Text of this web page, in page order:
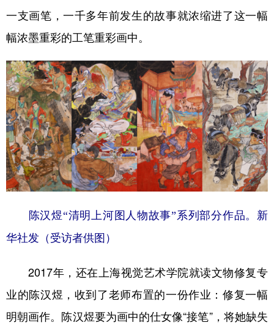
一支画笔，一千多年前发生的故事就浓缩进了这一幅
幅浓墨重彩的工笔重彩画中。
陈汉煜“清明上河图人物故事”系列部分作品。新
华社发（受访者供图）
2017年，还在上海视觉艺术学院就读文物修复专
业的陈汉煜，收到了老师布置的一份作业：修复一幅
明朝画作。陈汉煜要为画中的仕女像“接笔”，将她缺失